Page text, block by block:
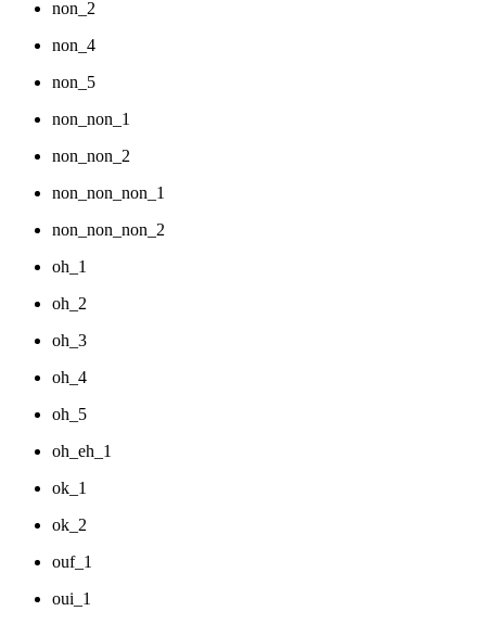
non_2
non_4
non_5
non_non_1
non_non_2
non_non_non_1
non_non_non_2
oh_1
oh_2
oh_3
oh_4
oh_5
oh_eh_1
ok_1
ok_2
ouf_1
oui_1